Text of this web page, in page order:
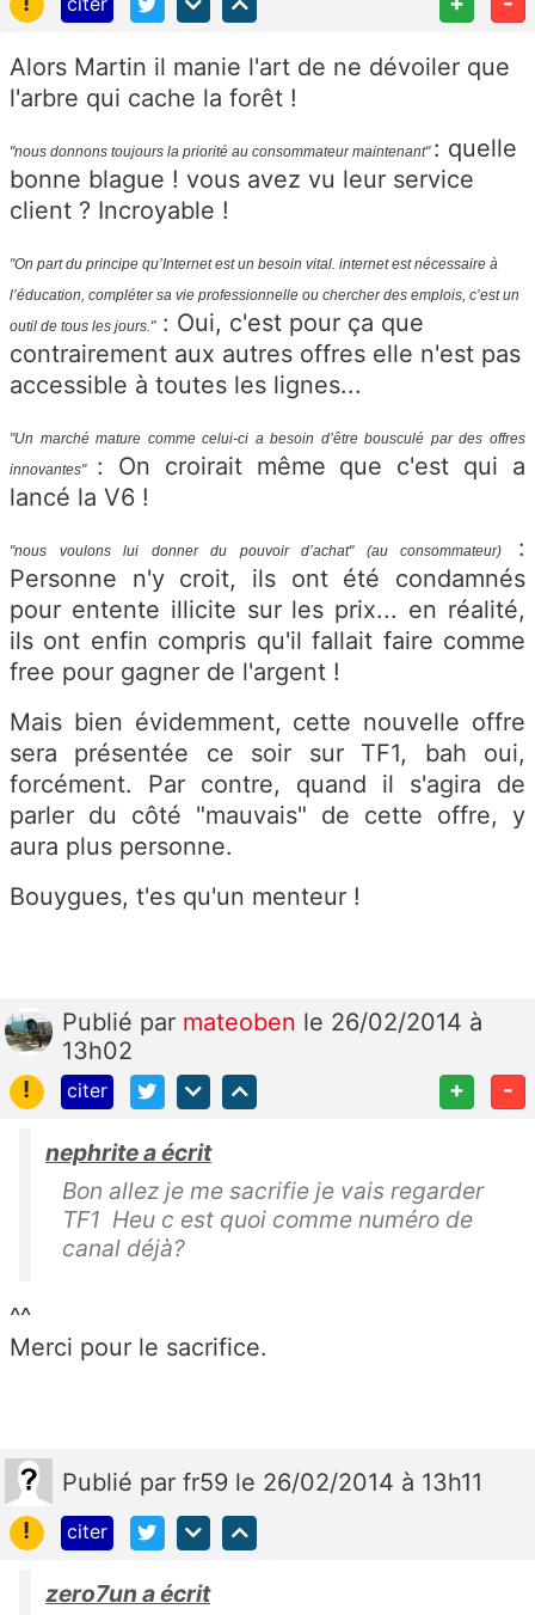
Alors Martin il manie l'art de ne dévoiler que
l'arbre qui cache la forêt !
"nous donnons toujours la priorité au consommateur maintenant" : quelle
bonne blague ! vous avez vu leur service
client ? Incroyable !
"On part du principe qu’Internet est un besoin vital. internet est nécessaire à
l’éducation, compléter sa vie professionnelle ou chercher des emplois, c’est un
outil de tous les jours.": Oui, c'est pour ça que
contrairement aux autres offres elle n'est pas
accessible à toutes les lignes...
"Un marché mature comme celui-ci a besoin d’être bousculé par des offres
innovantes" : On croirait même que c'est qui a
lancé la V6 !
"nous voulons lui donner du pouvoir d’achat" (au consommateur)
:
Personne n'y croit, ils ont été condamnés
pour entente illicite sur les prix... en réalité,
ils ont enfin compris qu'il fallait faire comme
free pour gagner de l'argent !
Mais bien évidemment, cette nouvelle offre
sera présentée ce soir sur TF1, bah oui,
forcément. Par contre, quand il s'agira de
parler du côté "mauvais" de cette offre, y
aura plus personne.
Bouygues, t'es qu'un menteur !
Publié par mateoben le 26/02/2014 à
13h02
!
citer + -
nephrite a écrit
Bon allez je me sacrifie je vais regarder
TF1 Heu c est quoi comme numéro de
canal déjà?
^^
Merci pour le sacrifice.
Publié par fr59 le 26/02/2014 à 13h11
!
citer
zero7un a écrit